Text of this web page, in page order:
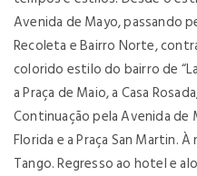
Avenida de Mayo, passando
Recoleta e Bairro Norte,
colorido estilo do bairro de
a Praça de Maio, a Casa
Continuação pela Avenida de
Florida e a Praça San Martin.
Tango. Regresso ao hotel e